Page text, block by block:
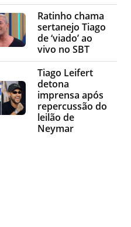
Ratinho chama
sertanejo Tiago
de ‘viado’ ao
vivo no SBT
Tiago Leifert
detona
imprensa após
repercussão do
leilão de
Neymar